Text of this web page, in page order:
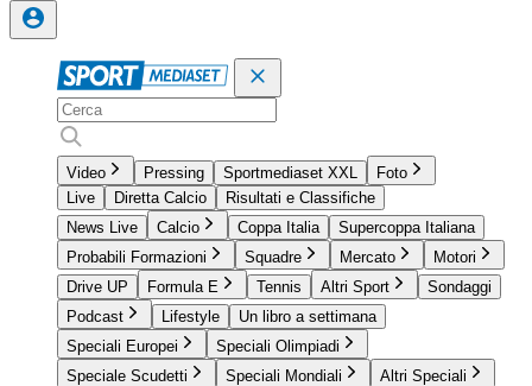
Video Pressing Sportmediaset XXL
Foto
Live
Diretta Calcio
Risultati e Classifiche
News Live
Calcio Coppa Italia
Supercoppa Italiana
Probabili Formazioni
Squadre Mercato
Motori
Drive UP
Formula E Tennis Altri Sport
Sondaggi
Podcast
Lifestyle
Un libro a settimana
Speciali Europei
Speciali Olimpiadi
Speciale Scudetti
Speciali Mondiali Altri Speciali